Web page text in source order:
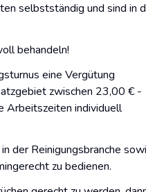
selbstständig und sind in
behandeln!
eine Vergütung
zwischen 23,00 € -
Arbeitszeiten individuell
der Reinigungsbranche
zu bedienen.